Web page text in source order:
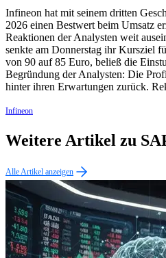
Infineon hat mit seinem dritten
2026 einen Bestwert beim Umsatz
Reaktionen der Analysten weit
senkte am Donnerstag ihr Kursziel
von 90 auf 85 Euro, beließ die
Begründung der Analysten: Die
hinter ihren Erwartungen zurück.
Infineon
Weitere Artikel zu
Alle Artikel anzeigen